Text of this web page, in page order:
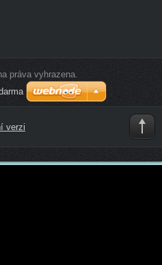
práva vyhrazena.
verzi